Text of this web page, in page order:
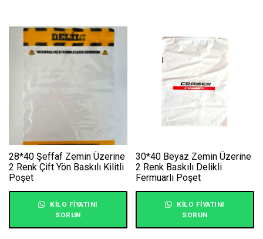
28*40 Şeffaf Zemin Üzerine
2 Renk Çift Yön Baskılı Kilitli
Poşet
KILO FIYATINI
SORUN
30*40 Beyaz Zemin Üzerine
2 Renk Baskılı Delikli
Fermuarlı Poşet
KILO FIYATINI
SORUN